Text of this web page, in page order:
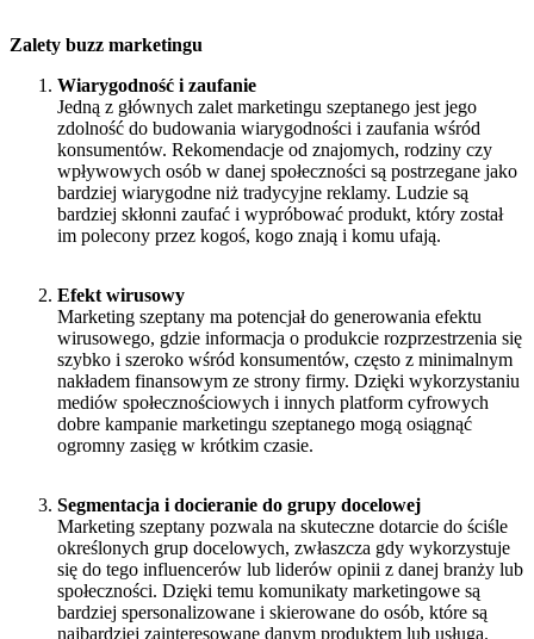
Zalety buzz marketingu
Wiarygodność i zaufanie
Jedną z głównych zalet marketingu szeptanego jest jego
zdolność do budowania wiarygodności i zaufania wśród
konsumentów. Rekomendacje od znajomych, rodziny czy
wpływowych osób w danej społeczności są postrzegane jako
bardziej wiarygodne niż tradycyjne reklamy. Ludzie są
bardziej skłonni zaufać i wypróbować produkt, który został
im polecony przez kogoś, kogo znają i komu ufają.
Efekt wirusowy
Marketing szeptany ma potencjał do generowania efektu
wirusowego, gdzie informacja o produkcie rozprzestrzenia się
szybko i szeroko wśród konsumentów, często z minimalnym
nakładem finansowym ze strony firmy. Dzięki wykorzystaniu
mediów społecznościowych i innych platform cyfrowych
dobre kampanie marketingu szeptanego mogą osiągnąć
ogromny zasięg w krótkim czasie.
Segmentacja i docieranie do grupy docelowej
Marketing szeptany pozwala na skuteczne dotarcie do ściśle
określonych grup docelowych, zwłaszcza gdy wykorzystuje
się do tego influencerów lub liderów opinii z danej branży lub
społeczności. Dzięki temu komunikaty marketingowe są
bardziej spersonalizowane i skierowane do osób, które są
najbardziej zainteresowane danym produktem lub usługą.